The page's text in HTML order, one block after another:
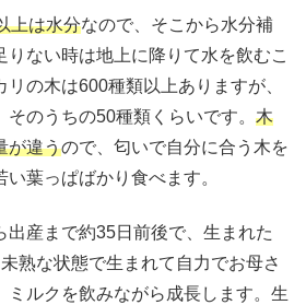
上は水分なので、そこから水分補
りない時は地上に降りて水を飲むこ
の木は600種類以上ありますが、
のうちの50種類くらいです。 木
が違うので、匂いで自分に合う木を
葉っぱばかり食べます。
出産まで約35日前後で、生まれた
熟な状態で生まれて自力でお母さ
ミルクを飲みながら成長します。生